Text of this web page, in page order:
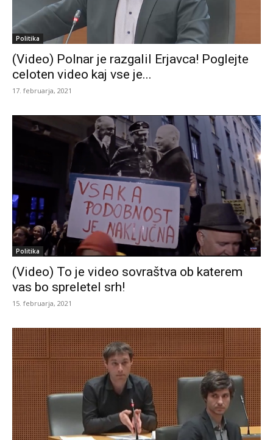
Politika
(Video) Polnar je razgalil Erjavca! Poglejte
celoten video kaj vse je...
17. februarja, 2021
Politika
(Video) To je video sovraštva ob katerem
vas bo spreletel srh!
15. februarja, 2021